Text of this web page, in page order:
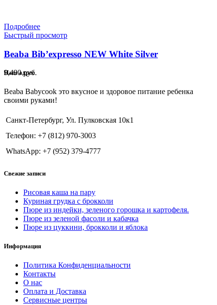
Подробнее
Быстрый просмотр
Beaba Bib’expresso NEW White Silver
9,490руб.
Наш адрес
Beaba Babycook это вкусное и здоровое питание ребенка
своими руками!
Санкт-Петербург, Ул. Пулковская 10к1
Телефон: +7 (812) 970-3003
WhatsApp: +7 (952) 379-4777
Свежие записи
Рисовая каша на пару
Куриная грудка с брокколи
Пюре из индейки, зеленого горошка и картофеля.
Пюре из зеленой фасоли и кабачка
Пюре из цуккини, брокколи и яблока
Информация
Политика Конфиденциальности
Контакты
О нас
Оплата и Доставка
Сервисные центры